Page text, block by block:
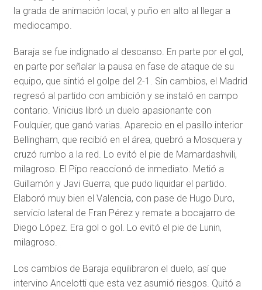
la grada de animación local, y puño en alto al llegar a
mediocampo.
Baraja se fue indignado al descanso. En parte por el gol,
en parte por señalar la pausa en fase de ataque de su
equipo, que sintió el golpe del 2-1. Sin cambios, el Madrid
regresó al partido con ambición y se instaló en campo
contario. Vinicius libró un duelo apasionante con
Foulquier, que ganó varias. Aparecio en el pasillo interior
Bellingham, que recibió en el área, quebró a Mosquera y
cruzó rumbo a la red. Lo evitó el pie de Mamardashvili,
milagroso. El Pipo reaccionó de inmediato. Metió a
Guillamón y Javi Guerra, que pudo liquidar el partido.
Elaboró muy bien el Valencia, con pase de Hugo Duro,
servicio lateral de Fran Pérez y remate a bocajarro de
Diego López. Era gol o gol. Lo evitó el pie de Lunin,
milagroso.
Los cambios de Baraja equilibraron el duelo, así que
intervino Ancelotti que esta vez asumió riesgos. Quitó a